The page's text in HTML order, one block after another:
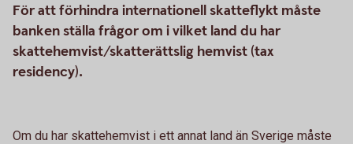
För att förhindra internationell skatteflykt måste
banken ställa frågor om i vilket land du har
skattehemvist/skatterättslig hemvist (tax
residency).
Om du har skattehemvist i ett annat land än Sverige måste